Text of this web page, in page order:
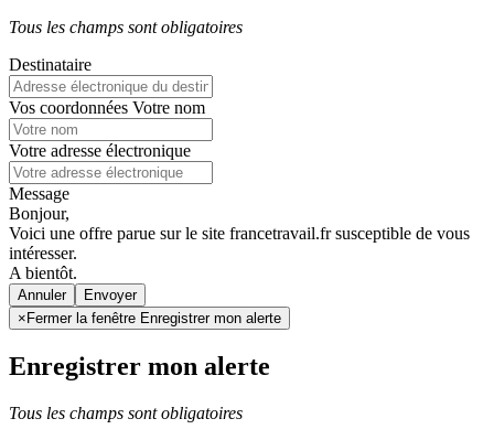
Tous les champs sont obligatoires
Destinataire
Vos coordonnées Votre nom
Votre adresse électronique
Message
Bonjour,
Voici une offre parue sur le site francetravail.fr susceptible de vous
intéresser.
A bientôt.
Annuler
× Fermer la fenêtre Enregistrer mon alerte
Enregistrer mon alerte
Tous les champs sont obligatoires